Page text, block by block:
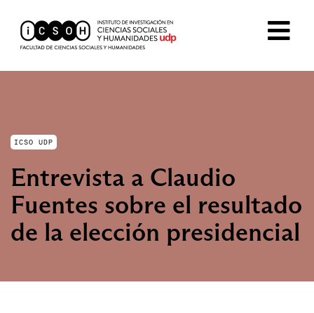
ICSO UDP
Entrevista a Claudio
Fuentes sobre el resultado
de la elección presidencial